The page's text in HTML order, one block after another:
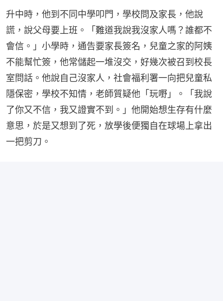
升中時，他到不同中學叩門，學校問及家長，他說
謊，說父母要上班。「難道我說我沒家人嗎？誰都不
會信。」小學時，通告要家長簽名，兒童之家的阿姨
不能幫忙簽，他常儲起一堆沒交，好幾次被召到校長
室問話。他說自己沒家人，社會福利署一向把兒童私
隱保密，學校不知情，老師質疑他「玩嘢」。「我說
了你又不信，我又證實不到。」他開始想生存有什麼
意思，於是又想到了死，放學後便獨自在球場上拿出
一把剪刀。